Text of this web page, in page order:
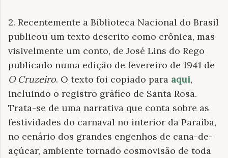
2. Recentemente a Biblioteca Nacional do Brasil
publicou um texto descrito como crônica, mas
visivelmente um conto, de José Lins do Rego
publicado numa edição de fevereiro de 1941 de
O Cruzeiro. O texto foi copiado para aqui,
incluindo o registro gráfico de Santa Rosa.
Trata-se de uma narrativa que conta sobre as
festividades do carnaval no interior da Paraíba,
no cenário dos grandes engenhos de cana-de-
açúcar, ambiente tornado cosmovisão de toda